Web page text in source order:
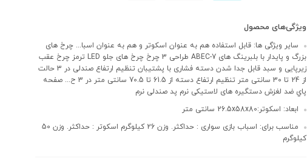
ویژگی‌های محصول
سایر ویژگی ها: قابل استفاده هم به عنوان اسکوتر و هم به عنوان اسبا... چرخ های
بزرگ و پایدار با بلبرینگ های ABEC-7 طراحی 3 چرخ چرخ های جلو LED ترمز چرخ عقب
زیرپایی و سبد قابل جدا شدن دسته فشاری با پشتیبان تنظیم ارتفاع صندلی در 3 حالت
از 24 تا 30 سانتی متر تنظیم ارتفاع دسته از 61.5 تا 70.5 سانتی متر در 3 ح... صفحه
پاي ضد لغزش دستگیره های لاستیکی نرم پد صندلی نرم
ابعاد: اسکوتر:26.5x58x80 سانتی متر
مناسب برای: اسباب بازی سواری : حداکثر. وزن 26 کیلوگرم اسکوتر : حداکثر. وزن 50
کیلوگرم